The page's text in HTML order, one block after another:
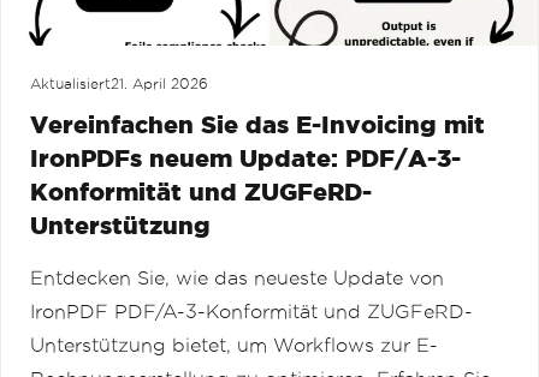
Aktualisiert21. April 2026
Vereinfachen Sie das E-Invoicing mit
IronPDFs neuem Update: PDF/A-3-
Konformität und ZUGFeRD-
Unterstützung
Entdecken Sie, wie das neueste Update von
IronPDF PDF/A-3-Konformität und ZUGFeRD-
Unterstützung bietet, um Workflows zur E-